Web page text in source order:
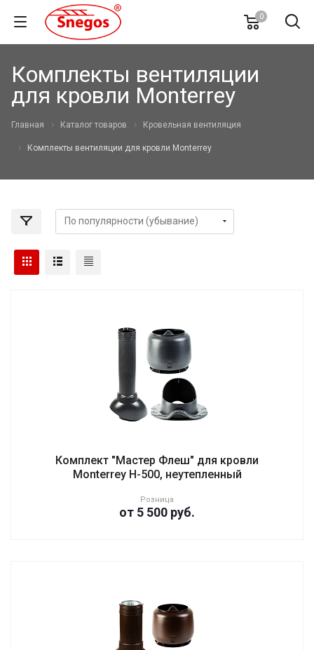
0
Комплекты вентиляции
для кровли Monterrey
Главная Каталог товаров Кровельная вентиляция
Комплекты вентиляции для кровли Monterrey
Комплект "Мастер Флеш" для кровли
Monterrey H-500, неутепленный
Розница
от 5 500 руб.